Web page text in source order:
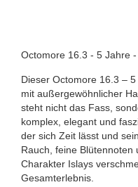
Octomore 16.3 - 5 Jahre
Dieser Octomore 16.3 –
mit außergewöhnlicher
steht nicht das Fass,
komplex, elegant und
der sich Zeit lässt und
Rauch, feine
Charakter Islays
Gesamterlebnis.